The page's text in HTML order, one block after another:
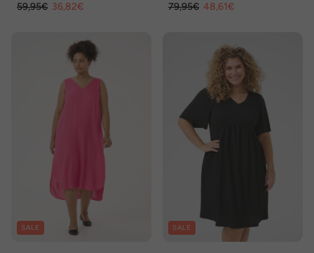
59,95€ 36,82€ 79,95€ 48,61€
SALE SALE